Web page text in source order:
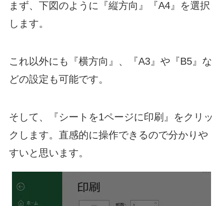
まず、下図のように『縦方向』『A4』を選択
します。
これ以外にも『横方向』、『A3』や『B5』な
どの設定も可能です。
そして、『シートを1ページに印刷』をクリッ
クします。直感的に操作できるので分かりや
すいと思います。